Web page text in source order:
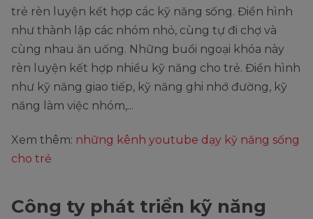
trẻ rèn luyện kết hợp các kỹ năng sống. Điển hình
như thành lập các nhóm nhỏ, cùng tự đi chợ và
cùng nhau ăn uống. Những buổi ngoại khóa này
rèn luyện kết hợp nhiều kỹ năng cho trẻ. Điển hình
như kỹ năng giao tiếp, kỹ năng ghi nhớ đường, kỹ
năng làm việc nhóm,...
Xem thêm: những kênh youtube dạy kỹ năng sống
cho trẻ
Công ty phát triển kỹ năng